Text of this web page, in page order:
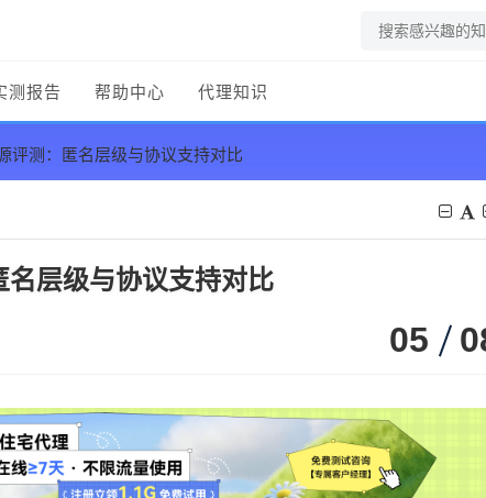
测报告 帮助中心 代理知识
评测：匿名层级与协议支持对比
层级与协议支持对比
05